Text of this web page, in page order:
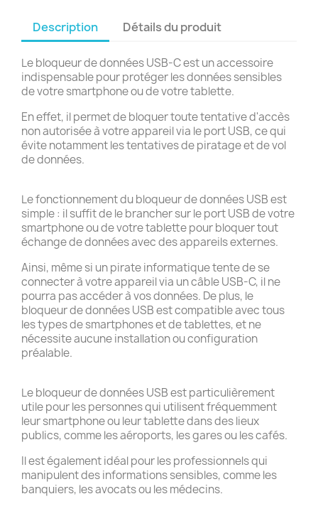
Description Détails du produit
Le bloqueur de données USB-C est un accessoire
indispensable pour protéger les données sensibles
de votre smartphone ou de votre tablette.
En effet, il permet de bloquer toute tentative d'accès
non autorisée à votre appareil via le port USB, ce qui
évite notamment les tentatives de piratage et de vol
de données.
Le fonctionnement du bloqueur de données USB est
simple : il suffit de le brancher sur le port USB de votre
smartphone ou de votre tablette pour bloquer tout
échange de données avec des appareils externes.
Ainsi, même si un pirate informatique tente de se
connecter à votre appareil via un câble USB-C, il ne
pourra pas accéder à vos données. De plus, le
bloqueur de données USB est compatible avec tous
les types de smartphones et de tablettes, et ne
nécessite aucune installation ou configuration
préalable.
Le bloqueur de données USB est particulièrement
utile pour les personnes qui utilisent fréquemment
leur smartphone ou leur tablette dans des lieux
publics, comme les aéroports, les gares ou les cafés.
Il est également idéal pour les professionnels qui
manipulent des informations sensibles, comme les
banquiers, les avocats ou les médecins.